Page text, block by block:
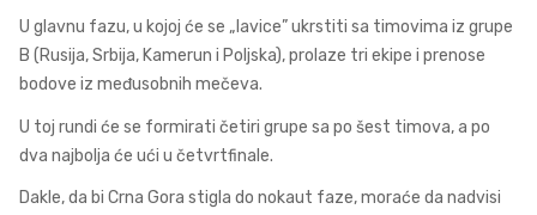
U glavnu fazu, u kojoj će se „lavice” ukrstiti sa timovima iz grupe
B (Rusija, Srbija, Kamerun i Poljska), prolaze tri ekipe i prenose
bodove iz međusobnih mečeva.
U toj rundi će se formirati četiri grupe sa po šest timova, a po
dva najbolja će ući u četvrtfinale.
Dakle, da bi Crna Gora stigla do nokaut faze, moraće da nadvisi